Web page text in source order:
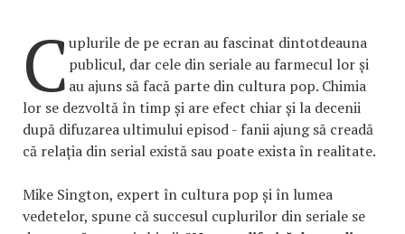
Cuplurile de pe ecran au fascinat dintotdeauna
publicul, dar cele din seriale au farmecul lor și
au ajuns să facă parte din cultura pop. Chimia
lor se dezvoltă în timp și are efect chiar și la decenii
după difuzarea ultimului episod - fanii ajung să creadă
că relația din serial există sau poate exista în realitate.
Mike Sington, expert în cultura pop și în lumea
vedetelor, spune că succesul cuplurilor din seriale se